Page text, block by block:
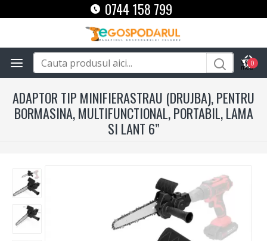
0744 158 799
0
ADAPTOR TIP MINIFIERASTRAU (DRUJBA), PENTRU
BORMASINA, MULTIFUNCTIONAL, PORTABIL, LAMA
SI LANT 6”